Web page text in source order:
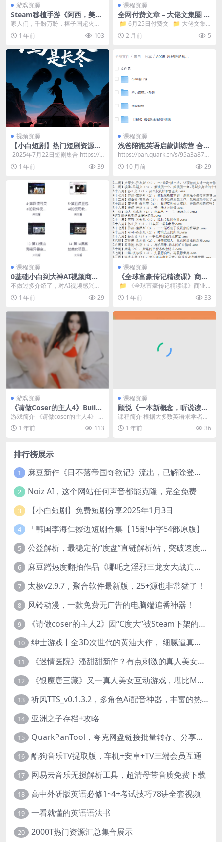
游戏资源
Steam移植手游《阿西，美女
室友竟然…》终于上架手机端
啦
家人们，千盼万盼，棒子国超火的
第一人称互动恋爱游戏《阿西，美
女室友竟然…》完美移...
1 年前 103
课程资源
全网付费文章 – 大佬文集圈 学
习先锋 精选研报 6月25日更新
​ 📁 6月25日付费文 📁 大佬文集
📁 精选研报...
2 月前 5
视频资源
【小白短剧】热门短剧资源分
享2025年7月22日
​ 2025年7月22日短剧集合 https://p
an.quark.cn/s/...
1 年前 39
课程资源
浅爸陪跑英语启蒙训练营 合集
（含口语、听力、阅读）
https://pan.quark.cn/s/95a3a875f
1f2
10 月前 29
课程资源
0基础小白到大神AI视频商业
应用教学（附100种项目案例
玩法）
不做过多介绍了，对AI视频感兴趣
的可以看看，有上百种项目案例玩
法可供参考，让你从...
1 年前 29
课程资源
《全球富豪传记精读课》商业
思维进阶指南，喜马拉雅独家
音频
​ 📁 《全球富豪传记精读课》商业
思维进阶指南，喜马拉雅独家音频
... 1 年前 33
游戏资源
《请做Coser的主人4》Build.
18255233-1.0.1 真人美女影
游 全DLC 免安装中文版
游戏简介 《请做coser的主人4》 是
一款真人视频互动游戏。 游戏把你
带入主角...
1 年前 113
课程资源
顾悦《一本新概念，听说读写
全解决》
课程简介 根据大多数英语求学者的
需求，从实用性、系统性、趣味性
上精心挑选了一本国...
1 年前 36
排行榜展示
1 麻豆新作《日不落帝国奇欲记》流出，已解除登录验证！
2 Noiz AI，这个网站任何声音都能克隆，完全免费
3 【小白短剧】免费短剧分享2025年1月3日
4 「韩国李海仁擦边短剧合集【15部中字54部原版】
5 公益解析，最稳定的“度盘”直链解析站，突破速度限制
6 麻豆蹭热度翻拍作品《哪吒之淫邪三龙女大战真阳魔童》 已上线
7 太极v2.9.7，聚合软件最新版，25+源也非常猛了！
8 风铃动漫，一款免费无广告的电脑端追番神器！
9 《请做coser的主人2》因“C度大”被Steam下架的真人美女互动游戏！
10 绅士游戏丨全3D次世代的黄油大作， 细腻逼真的双人互动狂想曲！
11 《迷情医院》潘甜甜新作？有点刺激的真人美女互动游戏
12 《银魔唐三藏》又一真人美女互动游戏，堪比M豆！
13 祈风TTS_v0.1.3.2，多角色Ai配音神器，丰富的热门音色
14 亚洲之子存档+攻略
15 QuarkPanTool，夸克网盘链接批量转存、分享和下载工具
16 酷狗音乐TV提取版，车机+安卓+TV三端会员互通
17 网易云音乐无损解析工具，超清母带音质免费下载
18 高中外研版英语必修1~4+考试技巧78讲全套视频
19 一看就懂的英语语法书
20 2000T热门资源汇总集合展示